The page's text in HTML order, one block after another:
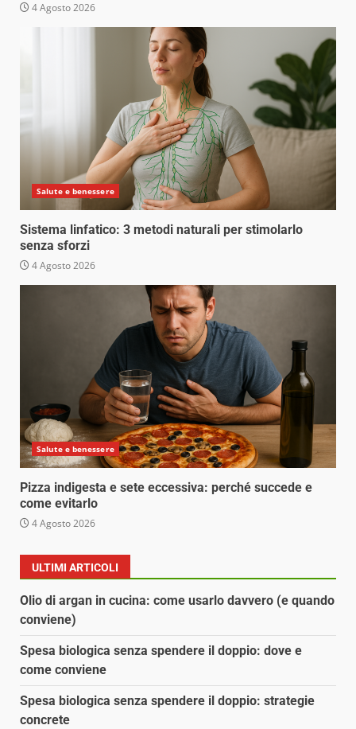
4 Agosto 2026
Salute e benessere
Sistema linfatico: 3 metodi naturali per stimolarlo
senza sforzi
4 Agosto 2026
Salute e benessere
Pizza indigesta e sete eccessiva: perché succede e
come evitarlo
4 Agosto 2026
ULTIMI ARTICOLI
Olio di argan in cucina: come usarlo davvero (e quando
conviene)
Spesa biologica senza spendere il doppio: dove e
come conviene
Spesa biologica senza spendere il doppio: strategie
concrete